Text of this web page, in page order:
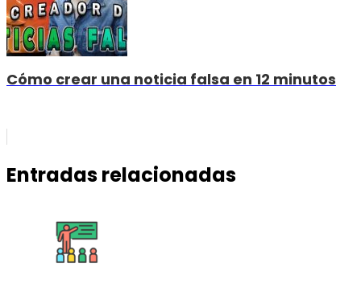
Cómo crear una noticia falsa en 12 minutos
Entradas relacionadas